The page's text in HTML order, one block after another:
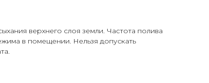
верхнего слоя земли. Частота полива
в помещении. Нельзя допускать